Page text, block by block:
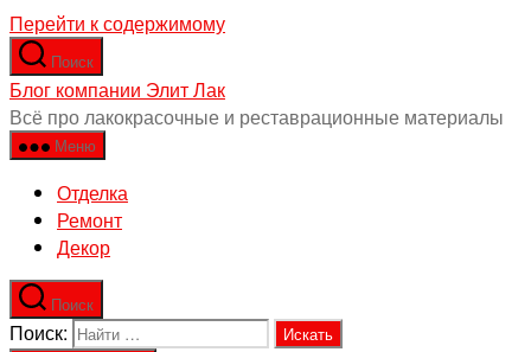
Перейти к содержимому
Поиск
Блог компании Элит Лак
Всё про лакокрасочные и реставрационные материалы
Меню
Отделка
Ремонт
Декор
Поиск
Поиск: